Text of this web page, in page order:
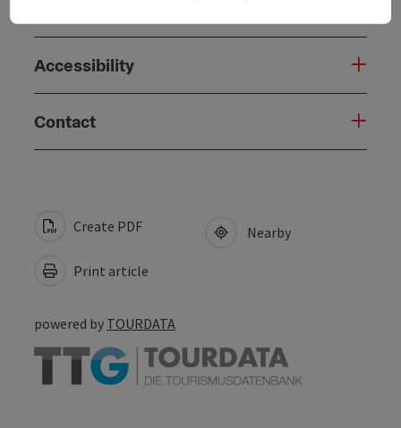
Accessibility
Contact
Create PDF
Print article
Nearby
powered by TOURDATA